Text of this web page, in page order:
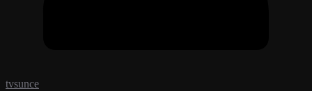
tvsunce